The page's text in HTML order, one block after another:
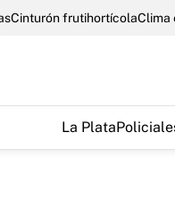
Cinturón frutihortícolaClima
La Plata